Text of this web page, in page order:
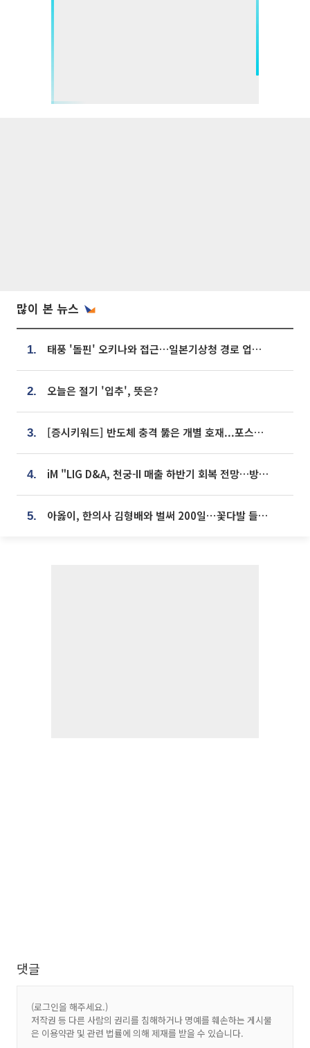
많이 본 뉴스
1. 태풍 '돌핀' 오키나와 접근…일본기상청 경로 업데이트
2. 오늘은 절기 '입추', 뜻은?
3. [증시키워드] 반도체 충격 뚫은 개별 호재...포스코퓨처엠·에코프로·한화솔루션 '눈길'
4. iM "LIG D&A, 천궁-II 매출 하반기 회복 전망…방산 톱픽 유지"
5. 아옳이, 한의사 김형배와 벌써 200일⋯꽃다발 들고 "프러포즈 아냐"
댓글